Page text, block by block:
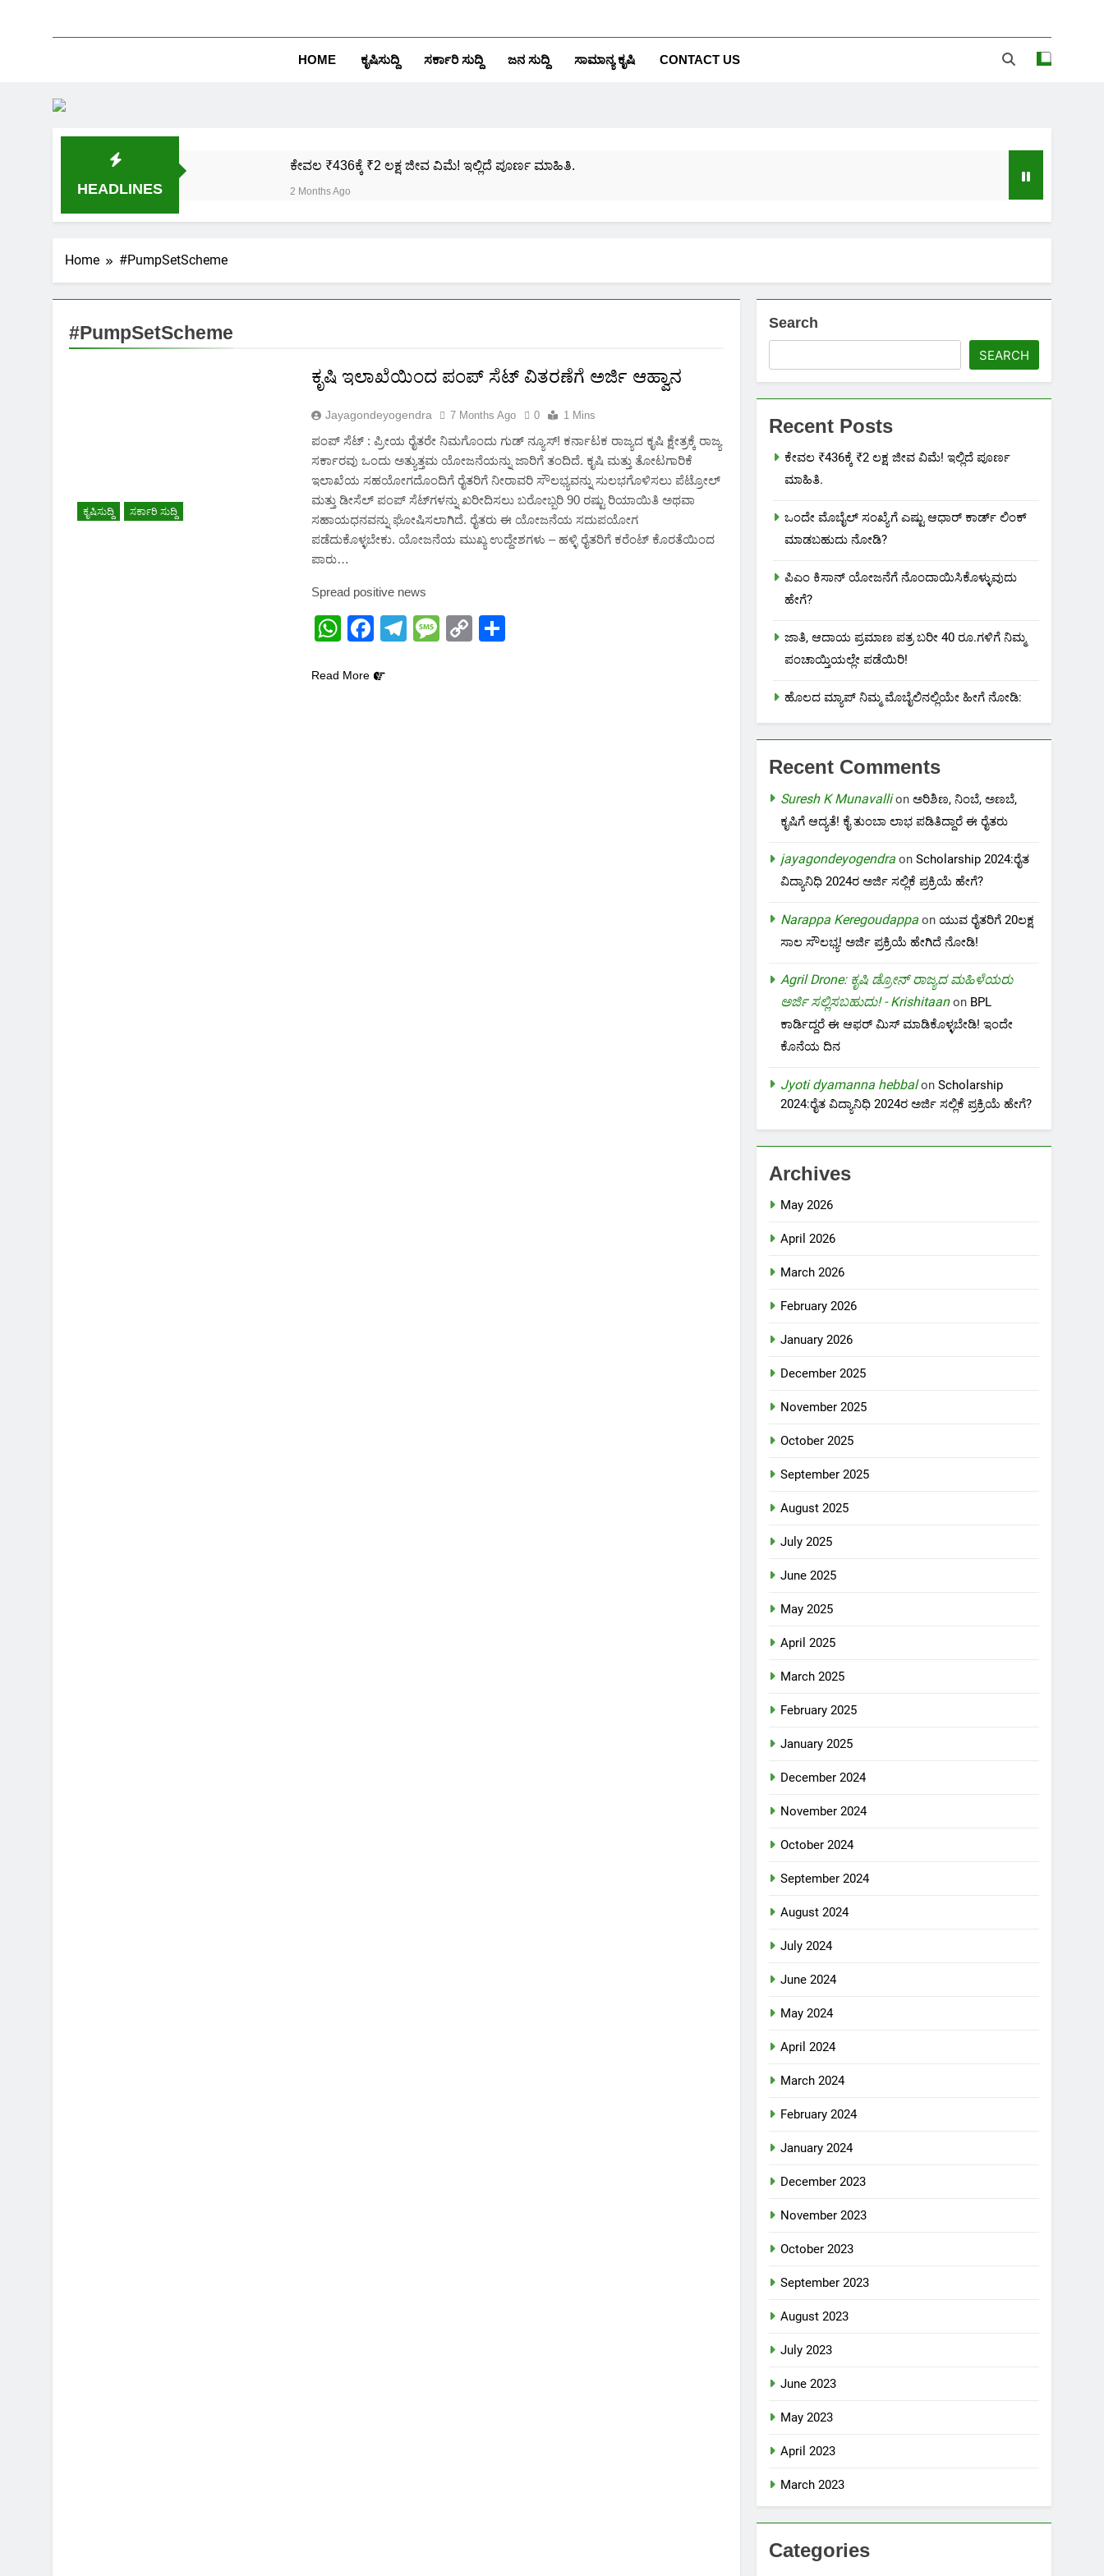
HOME ಕೃಷಿಸುದ್ದಿ ಸರ್ಕಾರಿ ಸುದ್ದಿ ಜನ ಸುದ್ದಿ ಸಾಮಾನ್ಯ ಕೃಷಿ CONTACT US
HEADLINES
ಕೇವಲ ₹436ಕ್ಕೆ ₹2 ಲಕ್ಷ ಜೀವ ವಿಮೆ! ಇಲ್ಲಿದೆ ಪೂರ್ಣ ಮಾಹಿತಿ.
2 Months Ago
ಜಾತಿ, ಆದಾಯ ಪ್ರಮಾಣ ಪತ್ರ ಬರೀ 40 ರೂ.ಗಳಿಗೆ ನಿಮ್ಮ ಪಂಚಾಯ್ತಿಯಲ್ಲೇ ಪಡೆಯಿರಿ!
2 Months Ago
ನಿಮ್ಮ ಆಧಾರ್ ಕಾರ್ಡ್‌ಗೆ ಎಷ್ಟು ಮೊಬೈಲ್ ನಂಬರ ಲಿಂಕ್ ಇದೆ ಗೊತ್ತಾ!
2 Months Ago
Home #PumpSetScheme
#PumpSetScheme
ಕೃಷಿಸುದ್ದಿ ಸರ್ಕಾರಿ ಸುದ್ದಿ
ಕೃಷಿ ಇಲಾಖೆಯಿಂದ ಪಂಪ್ ಸೆಟ್ ವಿತರಣೆಗೆ ಅರ್ಜಿ ಆಹ್ವಾನ
Jayagondeyogendra 7 Months Ago 0 1 Mins
ಪಂಪ್ ಸೆಟ್ : ಪ್ರೀಯ ರೈತರೇ ನಿಮಗೊಂದು ಗುಡ್ ನ್ಯೂಸ್! ಕರ್ನಾಟಕ ರಾಜ್ಯದ ಕೃಷಿ ಕ್ಷೇತ್ರಕ್ಕೆ ರಾಜ್ಯ
ಸರ್ಕಾರವು ಒಂದು ಅತ್ಯುತ್ತಮ ಯೋಜನೆಯನ್ನು ಜಾರಿಗೆ ತಂದಿದೆ. ಕೃಷಿ ಮತ್ತು ತೋಟಗಾರಿಕೆ
ಇಲಾಖೆಯ ಸಹಯೋಗದೊಂದಿಗೆ ರೈತರಿಗೆ ನೀರಾವರಿ ಸೌಲಭ್ಯವನ್ನು ಸುಲಭಗೊಳಿಸಲು ಪೆಟ್ರೋಲ್
ಮತ್ತು ಡೀಸೆಲ್ ಪಂಪ್ ಸೆಟ್‌ಗಳನ್ನು ಖರೀದಿಸಲು ಬರೋಬ್ಬರಿ 90 ರಷ್ಟು ರಿಯಾಯಿತಿ ಅಥವಾ
ಸಹಾಯಧನವನ್ನು ಘೋಷಿಸಲಾಗಿದೆ. ರೈತರು ಈ ಯೋಜನೆಯ ಸದುಪಯೋಗ
ಪಡೆದುಕೊಳ್ಳಬೇಕು. ಯೋಜನೆಯ ಮುಖ್ಯ ಉದ್ದೇಶಗಳು – ಹಳ್ಳಿ ರೈತರಿಗೆ ಕರೆಂಟ್ ಕೊರತೆಯಿಂದ
ಪಾರು…
Spread positive news
WhatsApp
Facebook
Telegram
Message
Copy
Read More
Search
SEARCH
Recent Posts
ಕೇವಲ ₹436ಕ್ಕೆ ₹2 ಲಕ್ಷ ಜೀವ ವಿಮೆ! ಇಲ್ಲಿದೆ ಪೂರ್ಣ
ಮಾಹಿತಿ.
ಒಂದೇ ಮೊಬೈಲ್ ಸಂಖ್ಯೆಗೆ ಎಷ್ಟು ಆಧಾರ್ ಕಾರ್ಡ್ ಲಿಂಕ್
ಮಾಡಬಹುದು ನೋಡಿ?
ಪಿಎಂ ಕಿಸಾನ್ ಯೋಜನೆಗೆ ನೊಂದಾಯಿಸಿಕೊಳ್ಳುವುದು
ಹೇಗೆ?
ಜಾತಿ, ಆದಾಯ ಪ್ರಮಾಣ ಪತ್ರ ಬರೀ 40 ರೂ.ಗಳಿಗೆ ನಿಮ್ಮ
ಪಂಚಾಯ್ತಿಯಲ್ಲೇ ಪಡೆಯಿರಿ!
ಹೊಲದ ಮ್ಯಾಪ್ ನಿಮ್ಮ ಮೊಬೈಲಿನಲ್ಲಿಯೇ ಹೀಗೆ ನೋಡಿ:
Recent Comments
Suresh K Munavallionಅರಿಶಿಣ, ನಿಂಬೆ, ಅಣಬೆ,
ಕೃಷಿಗೆ ಆದ್ಯತೆ! ಕೈ ತುಂಬಾ ಲಾಭ ಪಡಿತಿದ್ದಾರೆ ಈ ರೈತರು
jayagondeyogendra onScholarship 2024:ರೈತ
ವಿದ್ಯಾನಿಧಿ 2024ರ ಅರ್ಜಿ ಸಲ್ಲಿಕೆ ಪ್ರಕ್ರಿಯೆ ಹೇಗೆ?
Narappa Keregoudappa onಯುವ ರೈತರಿಗೆ 20ಲಕ್ಷ
ಸಾಲ ಸೌಲಭ್ಯ! ಅರ್ಜಿ ಪ್ರಕ್ರಿಯೆ ಹೇಗಿದೆ ನೋಡಿ!
Agril Drone: ಕೃಷಿ ಡ್ರೋನ್ ರಾಜ್ಯದ ಮಹಿಳೆಯರು
ಅರ್ಜಿ ಸಲ್ಲಿಸಬಹುದು! - Krishitaanon BPL
ಕಾರ್ಡಿದ್ದರೆ ಈ ಆಫರ್ ಮಿಸ್ ಮಾಡಿಕೊಳ್ಳಬೇಡಿ! ಇಂದೇ
ಕೊನೆಯ ದಿನ
Jyoti dyamanna hebbalonScholarship
2024:ರೈತ ವಿದ್ಯಾನಿಧಿ 2024ರ ಅರ್ಜಿ ಸಲ್ಲಿಕೆ ಪ್ರಕ್ರಿಯೆ ಹೇಗೆ?
Archives
May 2026
April 2026
March 2026
February 2026
January 2026
December 2025
November 2025
October 2025
September 2025
August 2025
July 2025
June 2025
May 2025
April 2025
March 2025
February 2025
January 2025
December 2024
November 2024
October 2024
September 2024
August 2024
July 2024
June 2024
May 2024
April 2024
March 2024
February 2024
January 2024
December 2023
November 2023
October 2023
September 2023
August 2023
July 2023
June 2023
May 2023
April 2023
March 2023
Categories